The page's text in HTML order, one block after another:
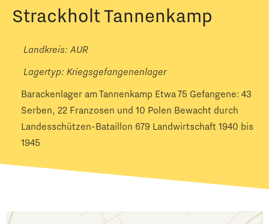
Strackholt Tannenkamp
Landkreis: AUR
Lagertyp: Kriegsgefangenenlager
Barackenlager am Tannenkamp Etwa 75 Gefangene: 43
Serben, 22 Franzosen und 10 Polen Bewacht durch
Landesschützen-Bataillon 679 Landwirtschaft 1940 bis
1945